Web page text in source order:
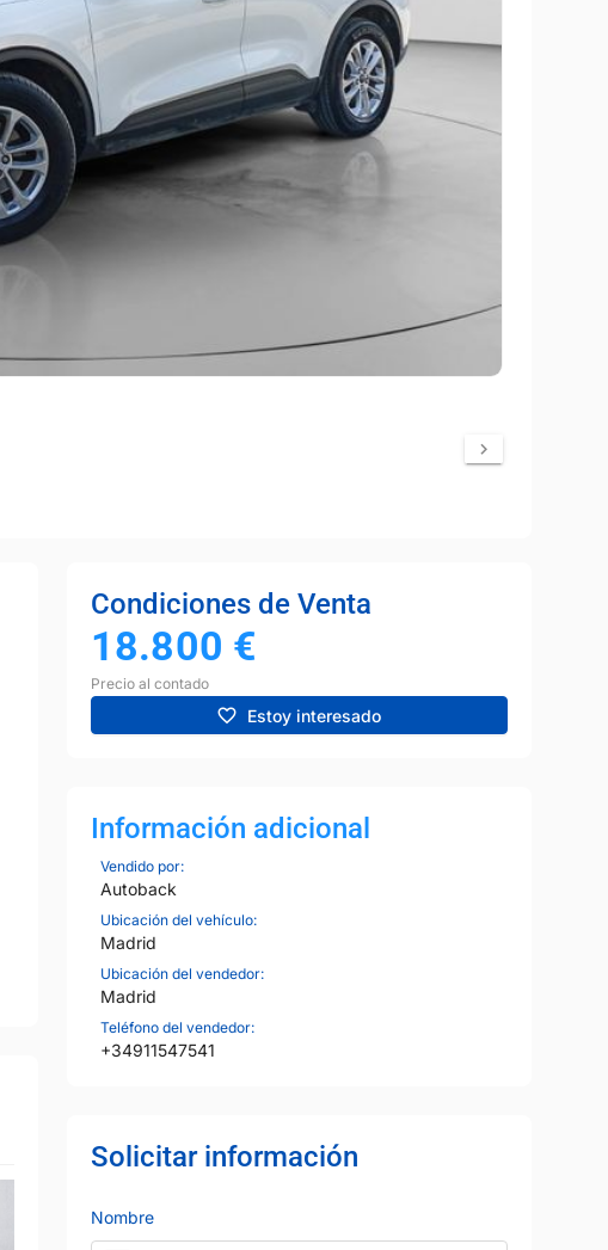
Condiciones de Venta
18.800 €
Precio al contado
Estoy interesado
Información adicional
Vendido por:
Autoback
Ubicación del vehículo:
Madrid
Ubicación del vendedor:
Madrid
Teléfono del vendedor:
+34911547541
Solicitar información
Nombre